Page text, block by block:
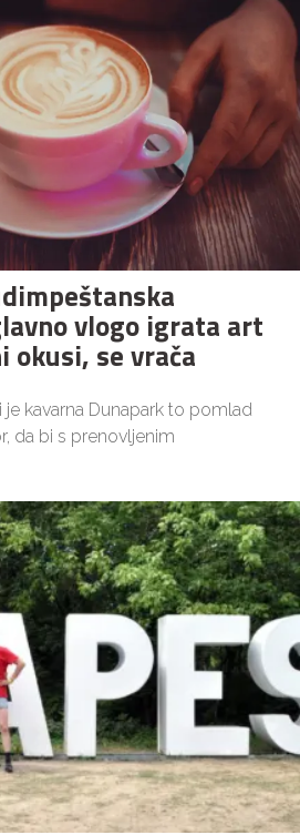
vlogo igrata art
okusi, se vrača
kavarna Dunapark to pomlad
da bi s prenovljenim